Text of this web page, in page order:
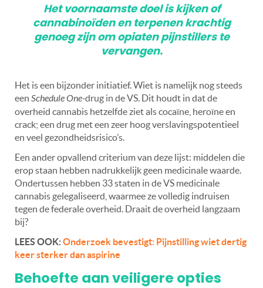
Het voornaamste doel is kijken of
cannabinoïden en terpenen krachtig
genoeg zijn om opiaten pijnstillers te
vervangen.
Het is een bijzonder initiatief. Wiet is namelijk nog steeds
een Schedule One-drug in de VS. Dit houdt in dat de
overheid cannabis hetzelfde ziet als cocaïne, heroïne en
crack; een drug met een zeer hoog verslavingspotentieel
en veel gezondheidsrisico’s.
Een ander opvallend criterium van deze lijst: middelen die
erop staan hebben nadrukkelijk geen medicinale waarde.
Ondertussen hebben 33 staten in de VS medicinale
cannabis gelegaliseerd, waarmee ze volledig indruisen
tegen de federale overheid. Draait de overheid langzaam
bij?
LEES OOK:Onderzoek bevestigt: Pijnstilling wiet dertig
keer sterker dan aspirine
Behoefte aan veiligere opties